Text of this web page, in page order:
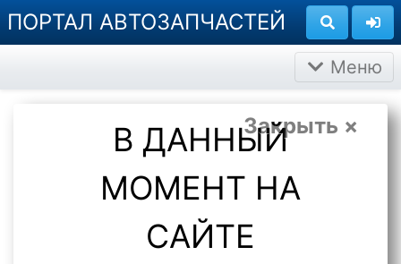
ПОРТАЛ АВТОЗАПЧАСТЕЙ
Меню
Закрыть ×
В ДАННЫЙ
МОМЕНТ НА
САЙТЕ